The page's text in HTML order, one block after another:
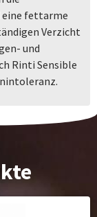
eine fettarme
Verzicht
und
Rinti Sensible